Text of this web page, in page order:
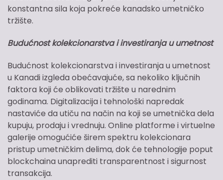
konstantna sila koja pokreće kanadsko umetničko
tržište.
Budućnost kolekcionarstva i investiranja u umetnost
Budućnost kolekcionarstva i investiranja u umetnost
u Kanadi izgleda obećavajuće, sa nekoliko ključnih
faktora koji će oblikovati tržište u narednim
godinama. Digitalizacija i tehnološki napredak
nastaviće da utiču na način na koji se umetnička dela
kupuju, prodaju i vrednuju. Online platforme i virtuelne
galerije omogućiće širem spektru kolekcionara
pristup umetničkim delima, dok će tehnologije poput
blockchaina unaprediti transparentnost i sigurnost
transakcija.